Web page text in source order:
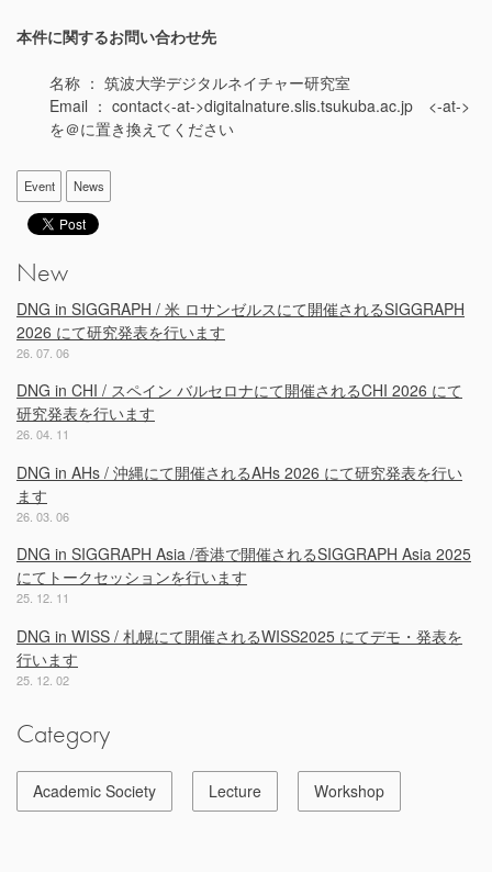
本件に関するお問い合わせ先
名称 ： 筑波大学デジタルネイチャー研究室
Email ： contact<-at->digitalnature.slis.tsukuba.ac.jp <-at->
を＠に置き換えてください
Event News
New
DNG in SIGGRAPH / 米 ロサンゼルスにて開催されるSIGGRAPH
2026 にて研究発表を行います
26. 07. 06
DNG in CHI / スペイン バルセロナにて開催されるCHI 2026 にて
研究発表を行います
26. 04. 11
DNG in AHs / 沖縄にて開催されるAHs 2026 にて研究発表を行い
ます
26. 03. 06
DNG in SIGGRAPH Asia /香港で開催されるSIGGRAPH Asia 2025
にてトークセッションを行います
25. 12. 11
DNG in WISS / 札幌にて開催されるWISS2025 にてデモ・発表を
行います
25. 12. 02
Category
Academic Society Lecture Workshop